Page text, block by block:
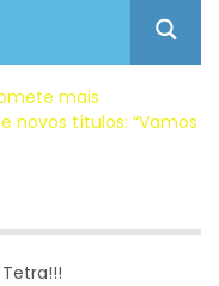
mais
novos títulos: “Vamos